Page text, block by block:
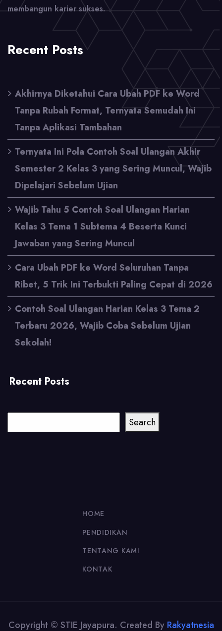
membangun karier sukses.
Recent Posts
Akhirnya Diketahui Cara Ubah PDF ke Word
Tanpa Rubah Format, Ternyata Semudah Ini
Tanpa Aplikasi Tambahan
Ternyata Ini Pola Contoh Soal Ulangan Akhir
Semester 2 Kelas 3 yang Sering Muncul, Wajib
Dipelajari Sebelum Ujian
Wajib Tahu 5 Contoh Soal Ulangan Harian
Kelas 3 Tema 1 Subtema 4 Beserta Kunci
Jawaban yang Sering Muncul
Cara Ubah PDF ke Word Seluruhan Tanpa
Ribet, 5 Trik Ini Terbukti Paling Cepat di 2026
Contoh Soal Ulangan Harian Kelas 3 Tema 2
Terbaru 2026, Wajib Coba Sebelum Ujian
Sekolah!
Recent Posts
Search
HOME
PENDIDIKAN
TENTANG KAMI
KONTAK
Copyright © STIE Jayapura. Created By Rakyatnesia